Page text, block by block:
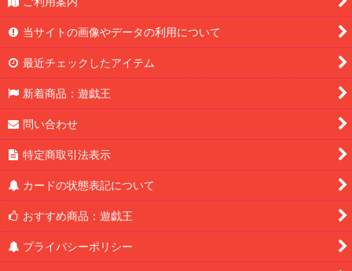
当サイトの画像やデータの利用について
最近チェックしたアイテム
新着商品：遊戯王
問い合わせ
特定商取引法表示
カードの状態表記について
おすすめ商品：遊戯王
プライバシーポリシー